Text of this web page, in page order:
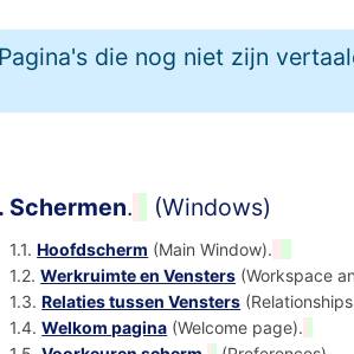
die nog niet zijn
Schermen. (Windows)
1.1.Hoofdscherm (Main Window).
1.2.Werkruimte en Vensters (Workspace
1.3.Relaties tussen Vensters
1.4.Welkom pagina (Welcome page).